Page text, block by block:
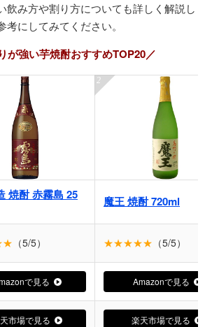
飲み方や割り方についても詳しく解説し
にしてみてください。
が強い芋焼酎おすすめTOP20／
焼酎 赤霧島 25
魔王 焼酎 720ml
（5/5） ★★★★★ （5/5）
で見る Amazonで見る
市場で見る 楽天市場で見る